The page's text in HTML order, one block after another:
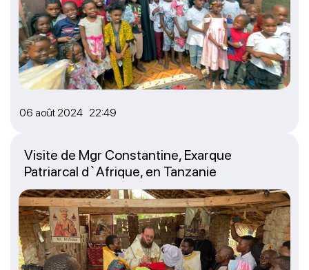
06 août 2024 22:49
Visite de Mgr Constantine, Exarque
Patriarcal d`Afrique, en Tanzanie